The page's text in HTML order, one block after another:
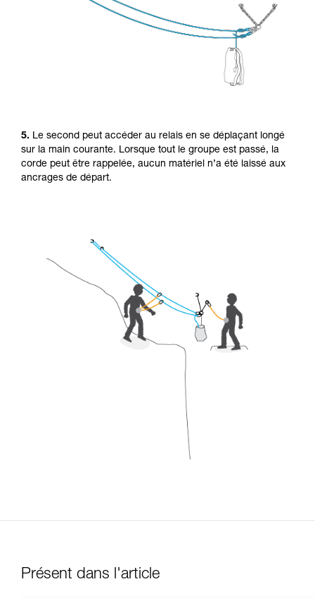
5. Le second peut accéder au relais en se déplaçant longé
sur la main courante. Lorsque tout le groupe est passé, la
corde peut être rappelée, aucun matériel n’a été laissé aux
ancrages de départ.
Présent dans l'article